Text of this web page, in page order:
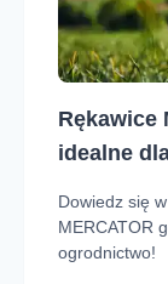
Rękawice
idealne
Dowiedz się
MERCATOR
ogrodnictwo!